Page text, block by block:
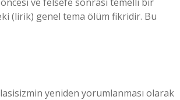
(lirik) genel tema ölüm fikridir. Bu
yeniden yorumlanması olarak